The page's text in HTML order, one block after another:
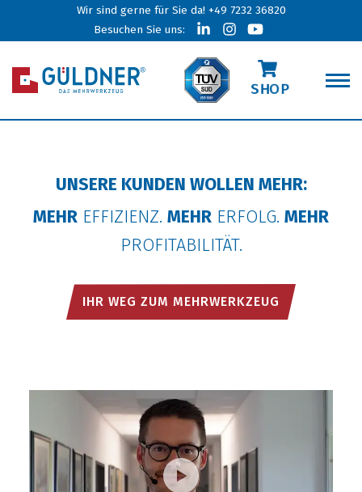
Wir sind gerne für Sie da! +49 7232 36820
Besuchen Sie uns:
SHOP
UNSERE KUNDEN WOLLEN MEHR:
MEHR EFFIZIENZ. MEHR ERFOLG. MEHR
PROFITABILITÄT.
IHR WEG ZUM MEHRWERKZEUG